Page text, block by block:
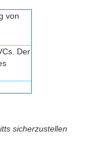
von
Der
sicherzustellen